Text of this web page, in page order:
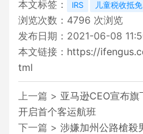
本文标签：
IRS 儿童税收抵免
浏览次数： 4796 次浏览
发布日期：2021-06-08
本文链接： https://
tml
上一篇 > 亚马逊CEO宣布旗
开启首个客运航班
下一篇 > 涉嫌加州公路槍殺